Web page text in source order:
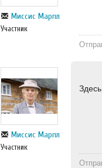
Миссис Марпл
Участник
Миссис Марпл
Участник